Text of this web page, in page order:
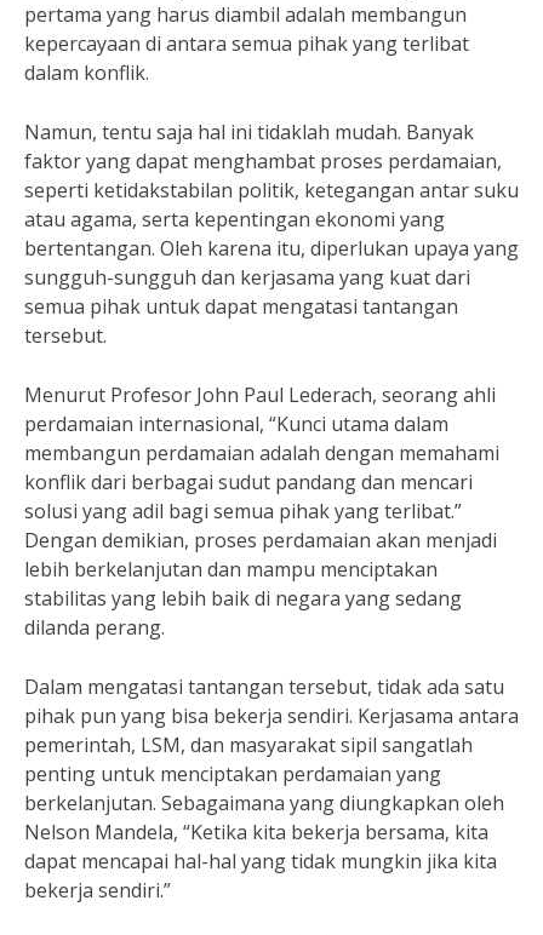
pertama yang harus diambil adalah membangun
kepercayaan di antara semua pihak yang terlibat
dalam konflik.
Namun, tentu saja hal ini tidaklah mudah. Banyak
faktor yang dapat menghambat proses perdamaian,
seperti ketidakstabilan politik, ketegangan antar suku
atau agama, serta kepentingan ekonomi yang
bertentangan. Oleh karena itu, diperlukan upaya yang
sungguh-sungguh dan kerjasama yang kuat dari
semua pihak untuk dapat mengatasi tantangan
tersebut.
Menurut Profesor John Paul Lederach, seorang ahli
perdamaian internasional, “Kunci utama dalam
membangun perdamaian adalah dengan memahami
konflik dari berbagai sudut pandang dan mencari
solusi yang adil bagi semua pihak yang terlibat.”
Dengan demikian, proses perdamaian akan menjadi
lebih berkelanjutan dan mampu menciptakan
stabilitas yang lebih baik di negara yang sedang
dilanda perang.
Dalam mengatasi tantangan tersebut, tidak ada satu
pihak pun yang bisa bekerja sendiri. Kerjasama antara
pemerintah, LSM, dan masyarakat sipil sangatlah
penting untuk menciptakan perdamaian yang
berkelanjutan. Sebagaimana yang diungkapkan oleh
Nelson Mandela, “Ketika kita bekerja bersama, kita
dapat mencapai hal-hal yang tidak mungkin jika kita
bekerja sendiri.”